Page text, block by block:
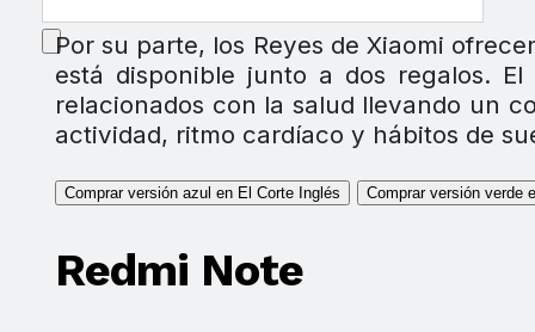
Por su parte, los Reyes de Xiaomi
está disponible junto a dos regalos.
relacionados con la salud llevando un
actividad, ritmo cardíaco y hábitos de
Comprar versión azul en El Corte Inglés Comprar versión verde
Redmi Note